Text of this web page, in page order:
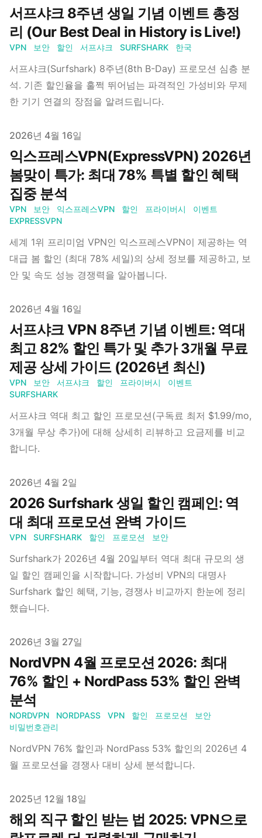
서프샤크 8주년 생일 기념 이벤트 총정
리 (Our Best Deal in History is Live!)
VPN 보안 할인 서프샤크 SURFSHARK 한국
서프샤크(Surfshark) 8주년(8th B-Day) 프로모션 심층 분
석. 기존 할인율을 훌쩍 뛰어넘는 파격적인 가성비와 무제
한 기기 연결의 장점을 알려드립니다.
Published on
2026년 4월 16일
익스프레스VPN(ExpressVPN) 2026년
봄맞이 특가: 최대 78% 특별 할인 혜택
집중 분석
VPN 보안 익스프레스VPN 할인 프라이버시
이벤트
EXPRESSVPN
세계 1위 프리미엄 VPN인 익스프레스VPN이 제공하는 역
대급 봄 할인 (최대 78% 세일)의 상세 정보를 제공하고, 보
안 및 속도 성능 경쟁력을 알아봅니다.
Published on
2026년 4월 16일
서프샤크 VPN 8주년 기념 이벤트: 역대
최고 82% 할인 특가 및 추가 3개월 무료
제공 상세 가이드 (2026년 최신)
VPN 보안 서프샤크 할인 프라이버시
이벤트
SURFSHARK
서프샤크 역대 최고 할인 프로모션(구독료 최저 $1.99/mo,
3개월 무상 추가)에 대해 상세히 리뷰하고 요금제를 비교
합니다.
Published on
2026년 4월 2일
2026 Surfshark 생일 할인 캠페인: 역
대 최대 프로모션 완벽 가이드
VPN SURFSHARK 할인 프로모션 보안
Surfshark가 2026년 4월 20일부터 역대 최대 규모의 생
일 할인 캠페인을 시작합니다. 가성비 VPN의 대명사
Surfshark 할인 혜택, 기능, 경쟁사 비교까지 한눈에 정리
했습니다.
Published on
2026년 3월 27일
NordVPN 4월 프로모션 2026: 최대
76% 할인 + NordPass 53% 할인 완벽
분석
NORDVPN NORDPASS VPN 할인 프로모션
보안
비밀번호관리
NordVPN 76% 할인과 NordPass 53% 할인의 2026년 4
월 프로모션을 경쟁사 대비 상세 분석합니다.
Published on
2025년 12월 18일
해외 직구 할인 받는 법 2025: VPN으로